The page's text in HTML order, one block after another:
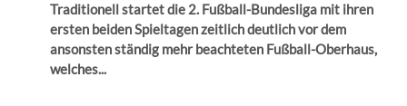
Traditionell startet die 2. Fußball-Bundesliga mit ihren
ersten beiden Spieltagen zeitlich deutlich vor dem
ansonsten ständig mehr beachteten Fußball-Oberhaus,
welches...